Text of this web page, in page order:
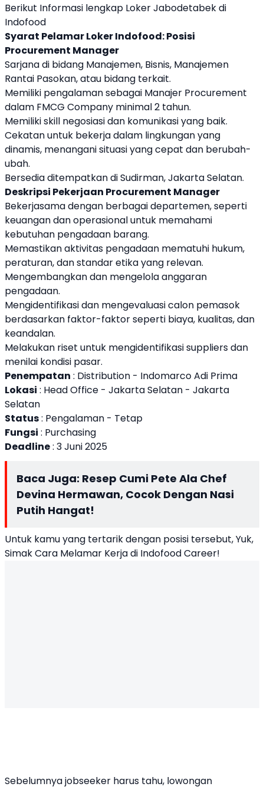
Berikut Informasi lengkap Loker Jabodetabek di
Indofood
Syarat Pelamar Loker Indofood: Posisi
Procurement Manager
Sarjana di bidang Manajemen, Bisnis, Manajemen
Rantai Pasokan, atau bidang terkait.
Memiliki pengalaman sebagai Manajer Procurement
dalam FMCG Company minimal 2 tahun.
Memiliki skill negosiasi dan komunikasi yang baik.
Cekatan untuk bekerja dalam lingkungan yang
dinamis, menangani situasi yang cepat dan berubah-
ubah.
Bersedia ditempatkan di Sudirman, Jakarta Selatan.
Deskripsi Pekerjaan Procurement Manager
Bekerjasama dengan berbagai departemen, seperti
keuangan dan operasional untuk memahami
kebutuhan pengadaan barang.
Memastikan aktivitas pengadaan mematuhi hukum,
peraturan, dan standar etika yang relevan.
Mengembangkan dan mengelola anggaran
pengadaan.
Mengidentifikasi dan mengevaluasi calon pemasok
berdasarkan faktor-faktor seperti biaya, kualitas, dan
keandalan.
Melakukan riset untuk mengidentifikasi suppliers dan
menilai kondisi pasar.
Penempatan : Distribution - Indomarco Adi Prima
Lokasi : Head Office - Jakarta Selatan - Jakarta
Selatan
Status: Pengalaman - Tetap
Fungsi : Purchasing
Deadline: 3 Juni 2025
Baca Juga: Resep Cumi Pete Ala Chef
Devina Hermawan, Cocok Dengan Nasi
Putih Hangat!
Untuk kamu yang tertarik dengan posisi tersebut, Yuk,
Simak Cara Melamar Kerja di Indofood Career!
Sebelumnya jobseeker harus tahu, lowongan